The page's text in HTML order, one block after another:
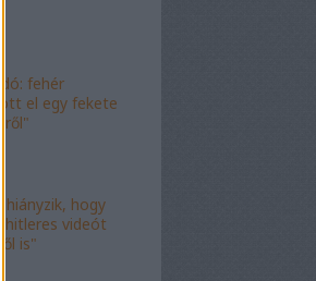
fehér
el egy fekete
hiányzik, hogy
hitleres videót
is"